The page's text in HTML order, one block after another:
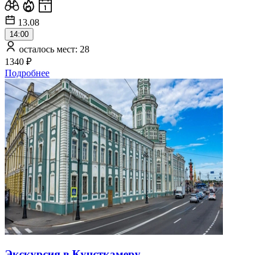
13.08
14:00
осталось мест: 28
1340 ₽
Подробнее